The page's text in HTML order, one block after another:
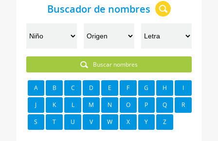
Buscador de nombres
Buscar nombres
A B C D E F G H I
J K L M N O P Q R
S T U V W X Y Z